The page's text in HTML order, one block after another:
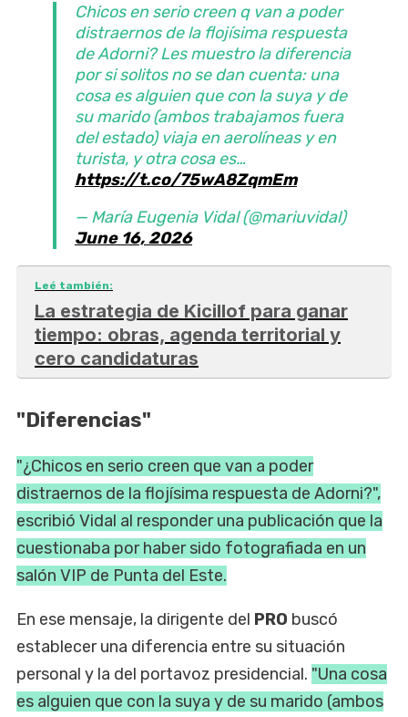
Chicos en serio creen q van a poder
distraernos de la flojísima respuesta
de Adorni? Les muestro la diferencia
por si solitos no se dan cuenta: una
cosa es alguien que con la suya y de
su marido (ambos trabajamos fuera
del estado) viaja en aerolíneas y en
turista, y otra cosa es…
https://t.co/75wA8ZqmEm
— María Eugenia Vidal (@mariuvidal)
June 16, 2026
Leé también:
La estrategia de Kicillof para ganar
tiempo: obras, agenda territorial y
cero candidaturas
"Diferencias"
"¿Chicos en serio creen que van a poder
distraernos de la flojísima respuesta de Adorni?",
escribió Vidal al responder una publicación que la
cuestionaba por haber sido fotografiada en un
salón VIP de Punta del Este.
En ese mensaje, la dirigente del PRO buscó
establecer una diferencia entre su situación
personal y la del portavoz presidencial. "Una cosa
es alguien que con la suya y de su marido (ambos